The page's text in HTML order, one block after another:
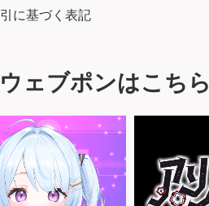
に基づく表記
ェブポンはこちら